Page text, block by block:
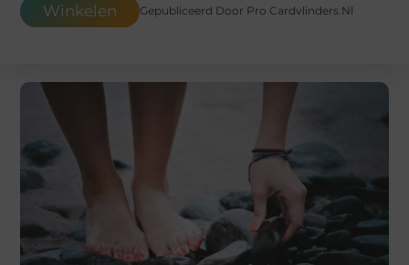
Winkelen Gepubliceerd Door Pro Cardvlinders.nl